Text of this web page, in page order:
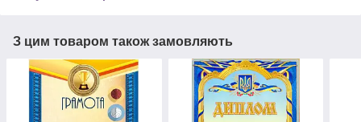
З цим товаром також замовляють